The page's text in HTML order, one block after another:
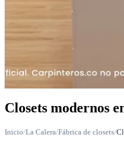
Closets modernos
Inicio/La Calera/Fábrica de closets/